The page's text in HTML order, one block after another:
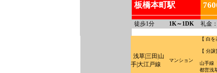
板橋本町駅
徒歩1分 1K～1DK 礼金
浅草|三田|山
手|大江戸線
マンション
【 白
【 分
山手線
都営浅